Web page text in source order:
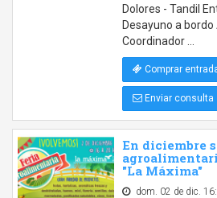
Dolores - Tandil
Desayuno a
Coordinador …
Comprar
Enviar consulta
En diciembre
"La Máxima"
dom. 02 de dic.